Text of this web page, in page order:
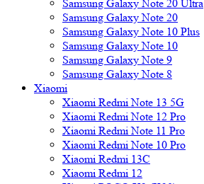
Samsung Galaxy Note 20 Ultra
Samsung Galaxy Note 20
Samsung Galaxy Note 10 Plus
Samsung Galaxy Note 10
Samsung Galaxy Note 9
Samsung Galaxy Note 8
Xiaomi
Xiaomi Redmi Note 13 5G
Xiaomi Redmi Note 12 Pro
Xiaomi Redmi Note 11 Pro
Xiaomi Redmi Note 10 Pro
Xiaomi Redmi 13C
Xiaomi Redmi 12